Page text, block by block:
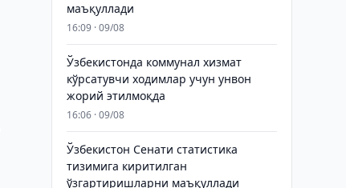
маъқуллади
16:09 · 09/08
Ўзбекистонда коммунал хизмат
кўрсатувчи ходимлар учун унвон
жорий этилмоқда
16:06 · 09/08
Ўзбекистон Сенати статистика
тизимига киритилган
ўзгартиришларни маъқуллади